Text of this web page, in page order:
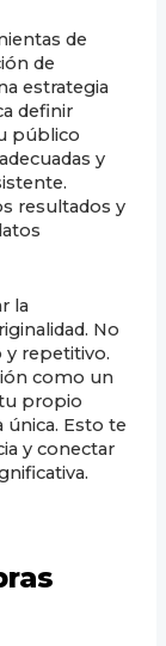
de
de
estrategia
definir
público
y
resultados y
la
No
y repetitivo.
como un
propio
Esto te
y conectar